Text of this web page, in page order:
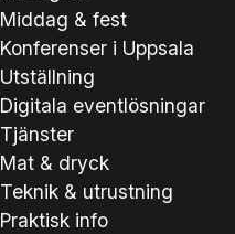
Middag & fest
Konferenser i Uppsala
Utställning
Digitala eventlösningar
Tjänster
Mat & dryck
Teknik & utrustning
Praktisk info